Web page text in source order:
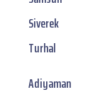
Siverek
Turhal
Adiyaman